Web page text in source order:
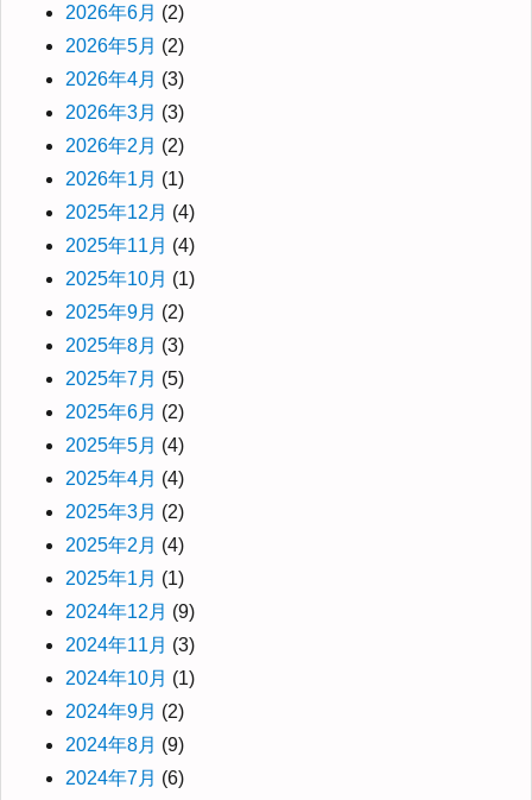
2026年6月 (2)
2026年5月 (2)
2026年4月 (3)
2026年3月 (3)
2026年2月 (2)
2026年1月 (1)
2025年12月 (4)
2025年11月 (4)
2025年10月 (1)
2025年9月 (2)
2025年8月 (3)
2025年7月 (5)
2025年6月 (2)
2025年5月 (4)
2025年4月 (4)
2025年3月 (2)
2025年2月 (4)
2025年1月 (1)
2024年12月 (9)
2024年11月 (3)
2024年10月 (1)
2024年9月 (2)
2024年8月 (9)
2024年7月 (6)